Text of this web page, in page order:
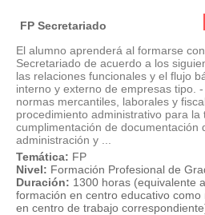
FP Secretariado
El alumno aprenderá al formarse
Secretariado de acuerdo a los
las relaciones funcionales y el flujo
interno y externo de empresas tipo.
normas mercantiles, laborales y
procedimiento administrativo para la
cumplimentación de documentación
administración y ...
Temática: FP
Nivel: Formación Profesional de
Duración: 1300 horas (equivalente
formación en centro educativo
en centro de trabajo